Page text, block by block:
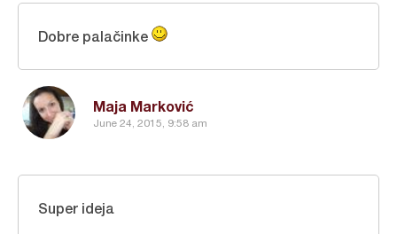
Maja Marković
June 24, 2015, 9:58 am
Dobre palačinke
Super ideja